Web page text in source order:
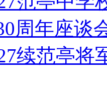
周年座谈
续范亭将